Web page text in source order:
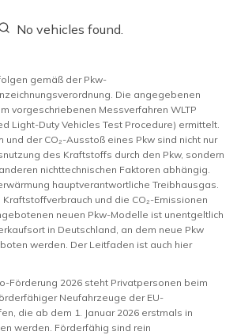
No vehicles found.
gemäß der Pkw-
Die angegebenen
vorgeschriebenen Messverfahren WLTP
Light-Duty Vehicles Test Procedure) ermittelt.
und der CO₂-Ausstoß eines Pkw sind nicht nur
des Kraftstoffs durch den Pkw, sondern
nichttechnischen Faktoren abhängig.
hauptverantwortliche Treibhausgas.
und die CO₂-Emissionen
neuen Pkw-Modelle ist unentgeltlich
in Deutschland, an dem neue Pkw
werden. Der Leitfaden ist auch hier
Förderung 2026 steht Privatpersonen beim
Neufahrzeuge der EU-
die ab dem 1. Januar 2026 erstmals in
werden. Förderfähig sind rein